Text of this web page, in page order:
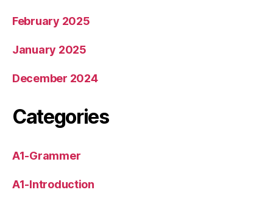
February 2025
January 2025
December 2024
Categories
A1-Grammer
A1-Introduction